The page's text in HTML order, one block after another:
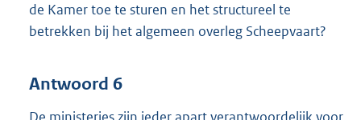
de Kamer toe te sturen en het structureel te
betrekken bij het algemeen overleg Scheepvaart?
Antwoord 6
De ministeries zijn ieder apart verantwoordelijk voor